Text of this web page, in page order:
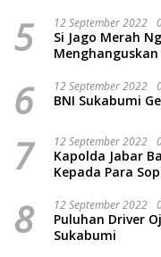
5 12 September 2022
Si Jago Merah
6 12 September 2022
BNI Sukabumi
7 12 September 2022
Kapolda Jabar
Kepada Para
8 12 September 2022
Puluhan Driver
Sukabumi